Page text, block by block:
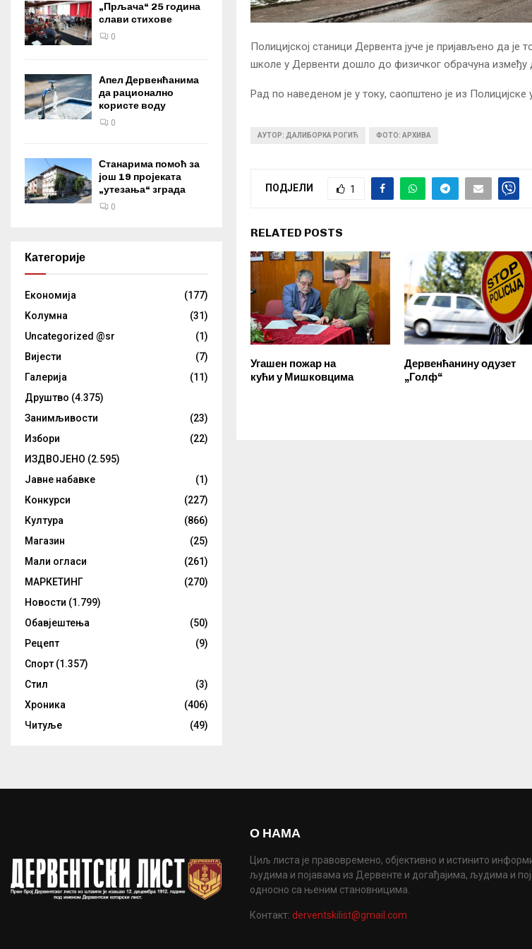
Полицијској станици Дервента јуче је пријављено да
школе у Дервенти дошло до физичког обрачуна између
Рад по наведеном је у току, саопштено је из Полицијске
АУТОР: ДАЛИБОРКА РОГИЋ ФОТО: АРХИВА
ПОДЈЕЛИ 1
RELATED POSTS
Угашен пожар на
кући у Мишковцима
Дервенћанину одузет
„Голф“
„Прљача“ 25 година
слави стихове
0
Апел Дервенћанима
да рационално
користе воду
0
Станарима помоћ за
још 19 пројеката
„утезања“ зграда
0
Категорије
Eкономија
(177)
Kолумнa
(31)
Uncategorized @sr
(1)
Вијести
(7)
Галерија
(11)
Друштво (4.375)
Занимљивости
(23)
Избори
(22)
ИЗДВОЈЕНО (2.595)
Јавне набавке
(1)
Конкурси
(227)
Култура
(866)
Магазин
(25)
Мали огласи
(261)
МАРКЕТИНГ
(270)
Новости (1.799)
Обавјештења
(50)
Рецепт
(9)
Спорт (1.357)
Стил
(3)
Хроника
(406)
Читуље
(49)
О НАМА
Циљ листа је правовремено, објективно и истинито
људима и појавама из Дервенте и догађајима, људима и
односно са њеним становницима.
Контакт: derventskilist@gmail.com